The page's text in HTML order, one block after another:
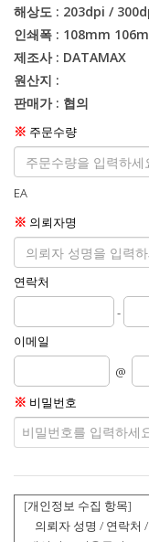
해상도 : 203dpi /
인쇄폭 : 108mm
제조사 : DATAMAX
원산지 :
판매가 : 협의
※ 주문수량
EA
※ 의뢰자명
연락처
-
이메일
@
※ 비밀번호
[개인정보 수집 항목]
의뢰자 성명 / 연락처